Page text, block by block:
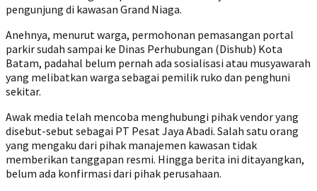
pengunjung di kawasan Grand Niaga.
Anehnya, menurut warga, permohonan pemasangan portal
parkir sudah sampai ke Dinas Perhubungan (Dishub) Kota
Batam, padahal belum pernah ada sosialisasi atau musyawarah
yang melibatkan warga sebagai pemilik ruko dan penghuni
sekitar.
Awak media telah mencoba menghubungi pihak vendor yang
disebut-sebut sebagai PT Pesat Jaya Abadi. Salah satu orang
yang mengaku dari pihak manajemen kawasan tidak
memberikan tanggapan resmi. Hingga berita ini ditayangkan,
belum ada konfirmasi dari pihak perusahaan.